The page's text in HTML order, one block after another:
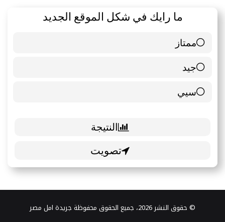
ما رايك في شكل الموقع الجديد
ممتاز
6 ( 85.71 % )
جيد
0 ( 0 % )
سيي
1 ( 14.29 % )
© حقوق النشر 2026، جميع الحقوق محفوظة جريدة امل مصر